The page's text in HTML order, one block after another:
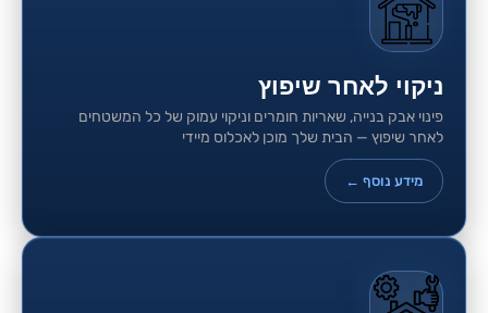
ניקוי לאחר שיפוץ
פינוי אבק בנייה, שאריות חומרים וניקוי עמוק של כל המשטחים
לאחר שיפוץ — הבית שלך מוכן לאכלוס מיידי
מידע נוסף ←